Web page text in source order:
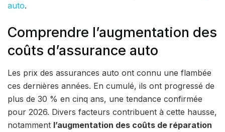
auto.
Comprendre l’augmentation des
coûts d’assurance auto
Les prix des assurances auto ont connu une flambée
ces dernières années. En cumulé, ils ont progressé de
plus de 30 % en cinq ans, une tendance confirmée
pour 2026. Divers facteurs contribuent à cette hausse,
notamment l’augmentation des coûts de réparation